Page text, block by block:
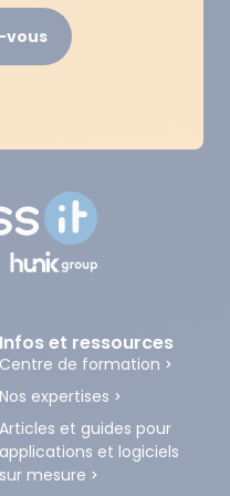
vous
Infos et ressources
Centre de formation
Nos expertises
Articles et guides pour
applications et logiciels
sur mesure